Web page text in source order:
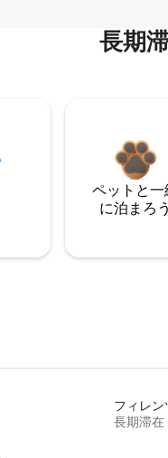
長期
ペットと一
に泊まろう
フィレン
長期滞在